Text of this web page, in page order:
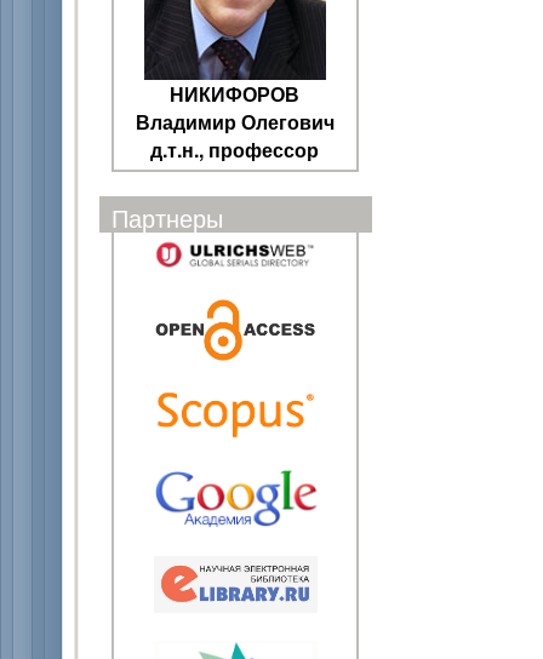
НИКИФОРОВ
Владимир Олегович
д.т.н., профессор
Партнеры